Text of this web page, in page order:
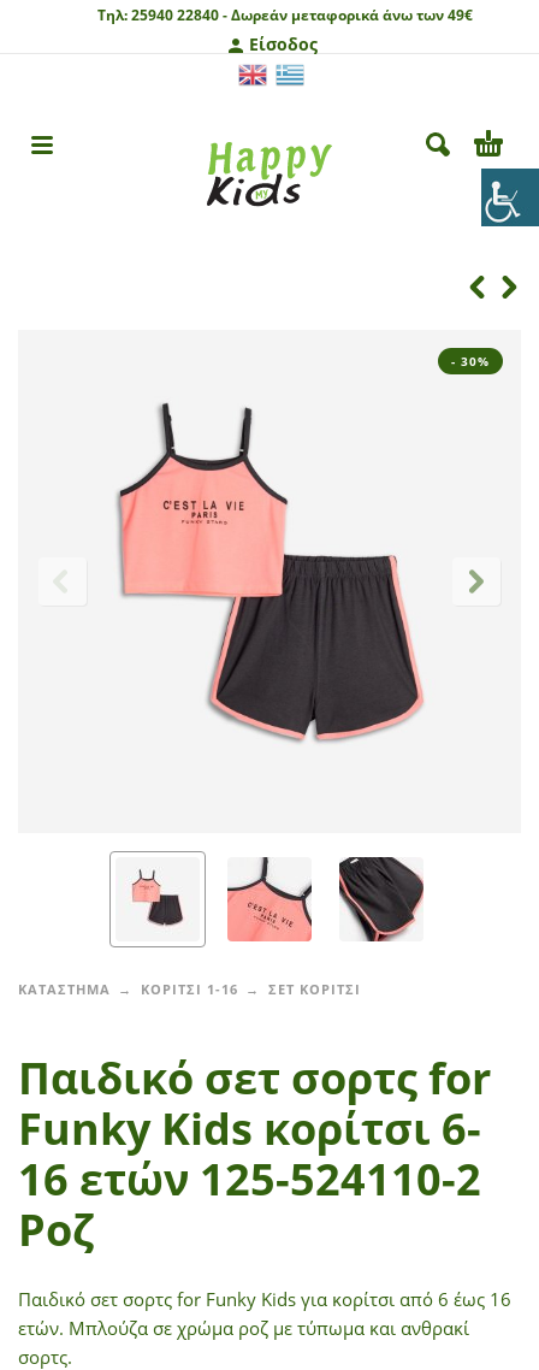
Τηλ:25940 22840 -Δωρεάν μεταφορικά άνω των 49€
Είσοδος
- 30%
ΚΑΤΑΣΤΗΜΑ ΚΟΡΙΤΣΙ 1-16 ΣΕΤ ΚΟΡΙΤΣΙ
Παιδικό σετ σορτς for
Funky Kids κορίτσι 6-
16 ετών 125-524110-2
Ροζ
Παιδικό σετ σορτς for Funky Kids για κορίτσι από 6 έως 16
ετών. Μπλούζα σε χρώμα ροζ με τύπωμα και ανθρακί
σορτς.